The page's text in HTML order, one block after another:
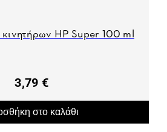
ΗP Super 100 ml
3,79 €
στο καλάθι